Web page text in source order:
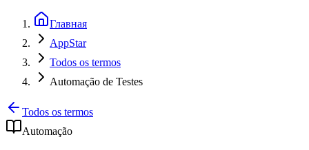
Главная
AppStar
Todos os termos
Automação de Testes
Todos os termos
Automação